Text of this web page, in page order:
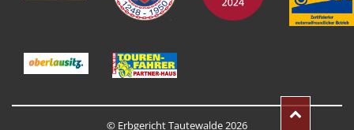
© Erbgericht Tautewalde 2026